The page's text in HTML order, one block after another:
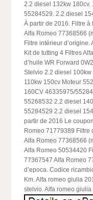
2.2 diesel 132kw 180cv.
55284529. 2.2 diesel
À partir de 2016. Filtre à
Alfa Romeo 77368566
Filtre intérieur
Kit de tutting 4 Filtres
d’huile WR Forward
Stelvio 2.2 diesel
110kw 150cv Moteur
160CV 46335975/
55268532 2.2 diesel
55284529 2.2 diesel
partir de 2016 Le
Romeo 71779389 Filtre
Alfa Romeo 77368566
Alfa Romeo 50534420
77367547 Alfa Romeo
d’epoca. Codice
Km. Alfa romeo giulia
stelvio. Alfa romeo